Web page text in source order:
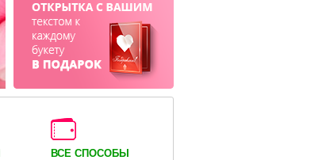
ВСЕ СПОСОБЫ